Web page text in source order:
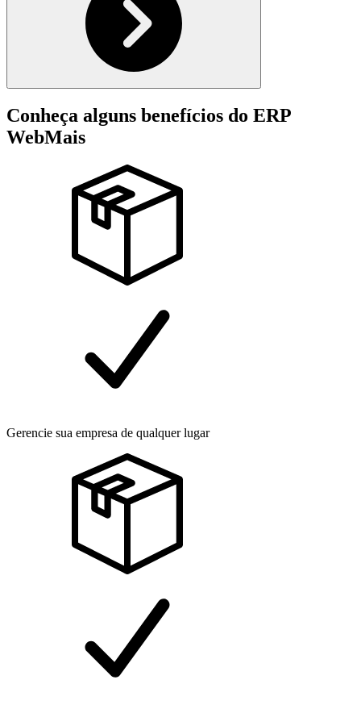
Conheça alguns benefícios do ERP
WebMais
Gerencie sua empresa de qualquer lugar